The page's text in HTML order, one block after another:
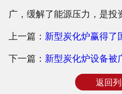
广，缓解了能源压力，是投
上一篇： 新型炭化炉赢得了
下一篇： 新型炭化炉设备被
返回